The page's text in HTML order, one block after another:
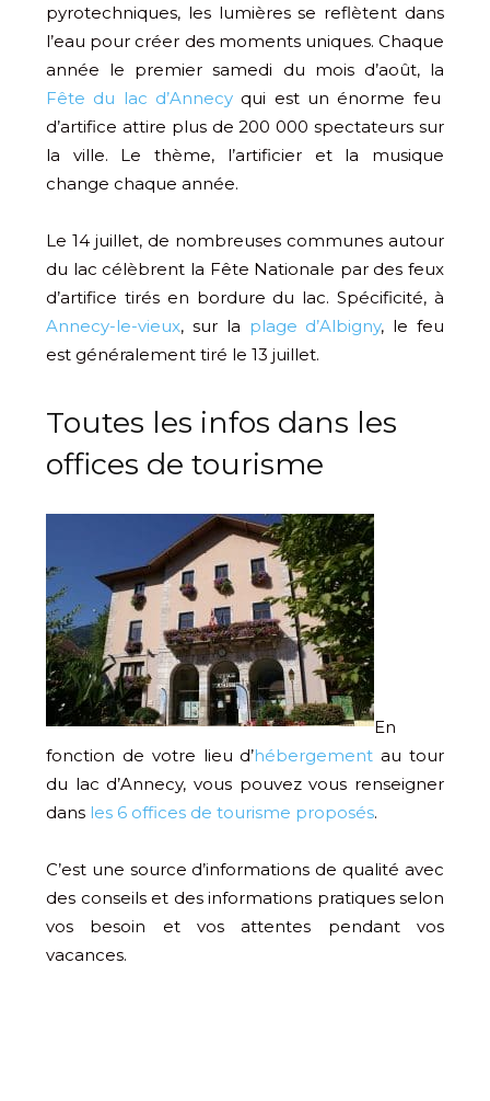
pyrotechniques, les lumières se reflètent dans
l’eau pour créer des moments uniques. Chaque
année le premier samedi du mois d’août, la
Fête du lac d’Annecy qui est un énorme feu
d’artifice attire plus de 200 000 spectateurs sur
la ville. Le thème, l’artificier et la musique
change chaque année.
Le 14 juillet, de nombreuses communes autour
du lac célèbrent la Fête Nationale par des feux
d’artifice tirés en bordure du lac. Spécificité, à
Annecy-le-vieux, sur la plage d’Albigny, le feu
est généralement tiré le 13 juillet.
Toutes les infos dans les
offices de tourisme
En
fonction de votre lieu d’hébergement au tour
du lac d’Annecy, vous pouvez vous renseigner
dans les 6 offices de tourisme proposés.
C’est une source d’informations de qualité avec
des conseils et des informations pratiques selon
vos besoin et vos attentes pendant vos
vacances.